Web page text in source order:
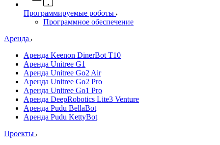
Программируемые роботы
Программное обеспечение
Аренда
Аренда Keenon DinerBot T10
Аренда Unitree G1
Аренда Unitree Go2 Air
Аренда Unitree Go2 Pro
Аренда Unitree Go1 Pro
Аренда DeepRobotics Lite3 Venture
Аренда Pudu BellaBot
Аренда Pudu KettyBot
Проекты